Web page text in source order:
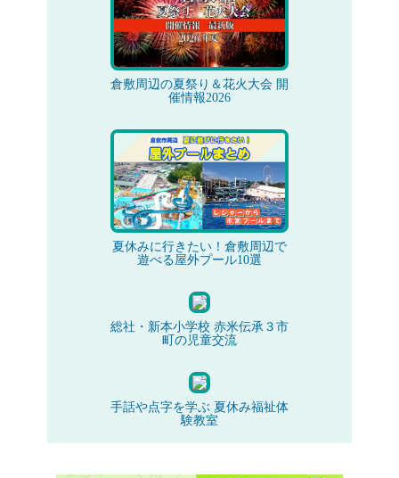
倉敷周辺の夏祭り＆花火大会 開
催情報2026
夏休みに行きたい！倉敷周辺で
遊べる屋外プール10選
総社・新本小学校 赤米伝承３市
町の児童交流
手話や点字を学ぶ 夏休み福祉体
験教室